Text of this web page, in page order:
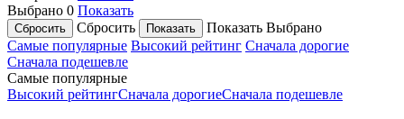
Выбрано 0 Показать
Сбросить
Показать Выбрано
Самые популярные Высокий рейтинг Сначала дорогие
Сначала подешевле
Самые популярные
Высокий рейтингСначала дорогиеСначала подешевле